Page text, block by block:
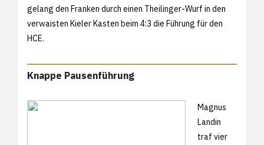
gelang den Franken durch einen Theilinger-Wurf in den
verwaisten Kieler Kasten beim 4:3 die Führung für den
HCE.
Knappe Pausenführung
Magnus
Landin
traf vier